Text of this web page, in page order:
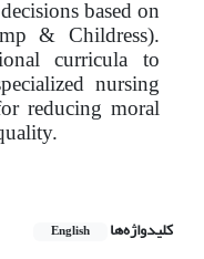
based on
& Childress).
curricula to
nursing
reducing moral
کلیدواژه‌ها English